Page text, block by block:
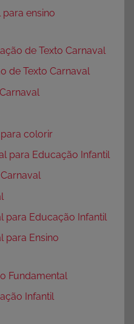
ensino
de Texto Carnaval
de Texto Carnaval
colorir
para Educação Infantil
para Educação Infantil
para Ensino
Fundamental
Infantil